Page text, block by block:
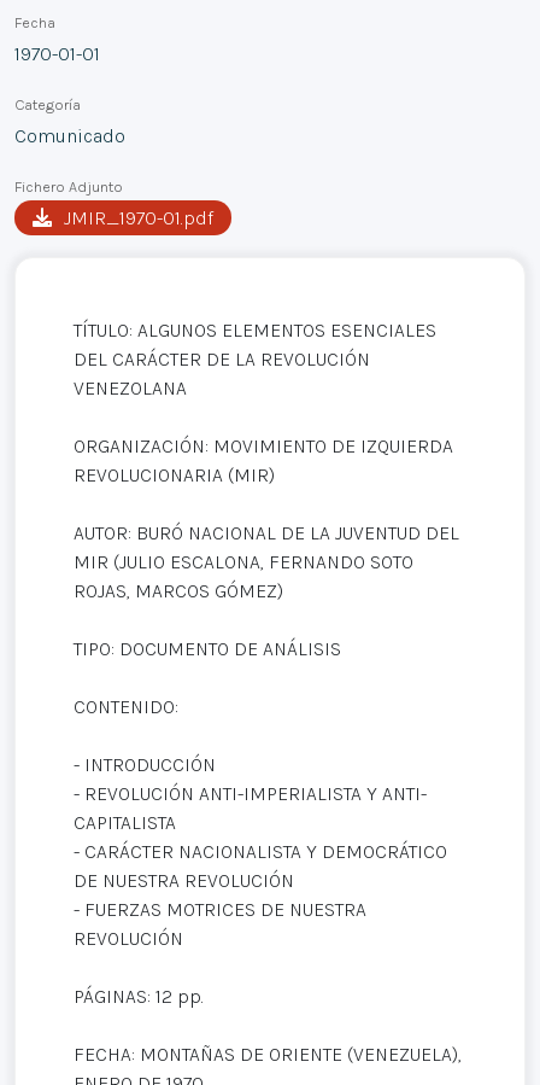
Fecha
1970-01-01
Categoría
Comunicado
Fichero Adjunto
JMIR_1970-01.pdf
TÍTULO: ALGUNOS ELEMENTOS ESENCIALES
DEL CARÁCTER DE LA REVOLUCIÓN
VENEZOLANA
ORGANIZACIÓN: MOVIMIENTO DE IZQUIERDA
REVOLUCIONARIA (MIR)
AUTOR: BURÓ NACIONAL DE LA JUVENTUD DEL
MIR (JULIO ESCALONA, FERNANDO SOTO
ROJAS, MARCOS GÓMEZ)
TIPO: DOCUMENTO DE ANÁLISIS
CONTENIDO:
- INTRODUCCIÓN
- REVOLUCIÓN ANTI-IMPERIALISTA Y ANTI-
CAPITALISTA
- CARÁCTER NACIONALISTA Y DEMOCRÁTICO
DE NUESTRA REVOLUCIÓN
- FUERZAS MOTRICES DE NUESTRA
REVOLUCIÓN
PÁGINAS: 12 pp.
FECHA: MONTAÑAS DE ORIENTE (VENEZUELA),